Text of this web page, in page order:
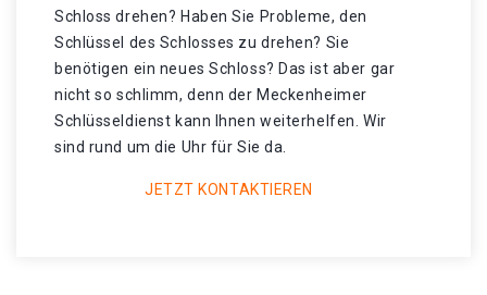
Schloss drehen? Haben Sie Probleme, den
Schlüssel des Schlosses zu drehen? Sie
benötigen ein neues Schloss? Das ist aber gar
nicht so schlimm, denn der Meckenheimer
Schlüsseldienst kann Ihnen weiterhelfen. Wir
sind rund um die Uhr für Sie da.
JETZT KONTAKTIEREN